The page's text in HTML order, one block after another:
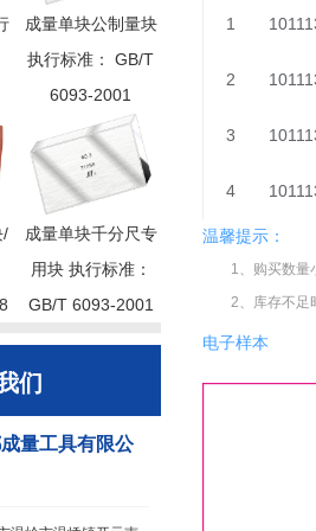
成量单块公制量块
执行标准： GB/T
6093-2001
/
成量单块千分尺专
用块 执行标准：
GB/T 6093-2001
们
量工具有限公
1
2
3
4
温馨提示：
1、购买数量
2、库存不足
电子样本